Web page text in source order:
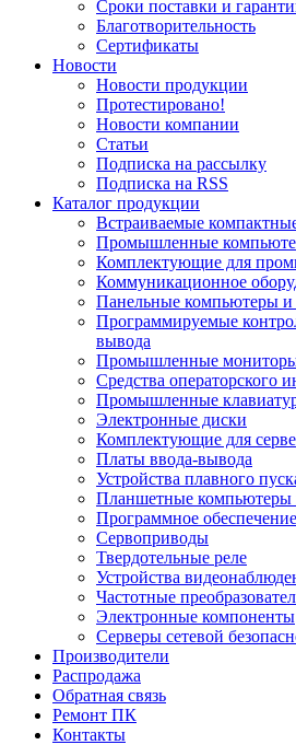
Сроки поставки и
Благотворительность
Сертификаты
Новости
Новости продукции
Протестировано!
Новости компании
Статьи
Подписка на рассылку
Подписка на RSS
Каталог продукции
Встраиваемые
Промышленные
Комплектующие для
Коммуникационное
Панельные компьютеры и
Программируемые
вывода
Промышленные
Средства операторского
Промышленные
Электронные диски
Комплектующие для
Платы ввода-вывода
Устройства плавного
Планшетные компьютеры
Программное обеспечение
Сервоприводы
Твердотельные реле
Устройства
Частотные
Электронные компоненты
Серверы сетевой
Производители
Распродажа
Обратная связь
Ремонт ПК
Контакты